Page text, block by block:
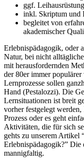
ggf.
inkl. Skriptum und
begleitet von
akademischer
Erlebnispädagogik, oder
Natur, bei nicht
mit herausfordernden
der 80er immer
Lernprozesse sollen
Hand (Pestalozzi). Die
Lernsituationen ist breit
vorher festgelegt
Prozess oder es geht
Aktivitäten, die für sich
gehts zu unserem Artikel
Erlebnispädagogik?” Die
mannigfaltig.